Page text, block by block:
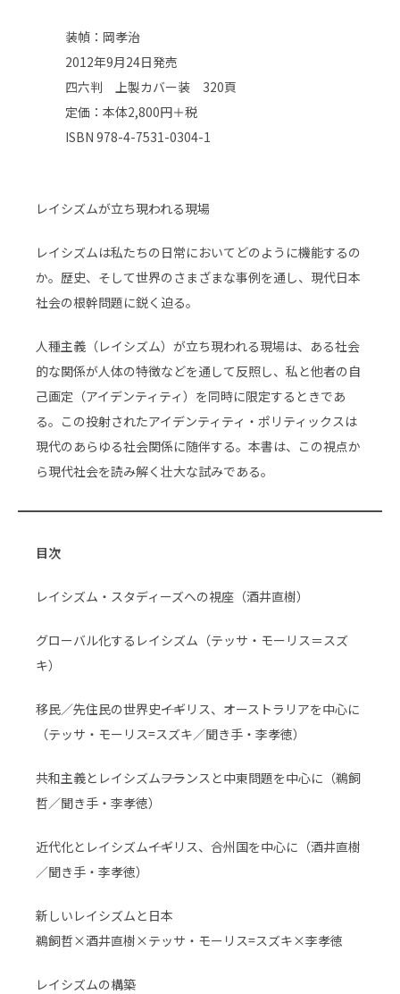
装幀：岡孝治
2012年9月24日発売
四六判 上製カバー装 320頁
定価：本体2,800円＋税
ISBN 978-4-7531-0304-1​
レイシズムが立ち現われる現場
レイシズムは私たちの日常においてどのように機能するの
か。歴史、そして世界のさまざまな事例を通し、現代日本
社会の根幹問題に鋭く迫る。
人種主義（レイシズム）が立ち現われる現場は、ある社会
的な関係が人体の特徴などを通して反照し、私と他者の自
己画定（アイデンティティ）を同時に限定するときであ
る。この投射されたアイデンティティ・ポリティックスは
現代のあらゆる社会関係に随伴する。本書は、この視点か
ら現代社会を読み解く壮大な試みである。
目次
レイシズム・スタディーズへの視座（酒井直樹）
グローバル化するレイシズム（テッサ・モーリス＝スズ
キ）
移民／先住民の世界史――イギリス、オーストラリアを中心に
（テッサ・モーリス=スズキ／聞き手・李孝徳）
共和主義とレイシズム――フランスと中東問題を中心に（鵜飼
哲／聞き手・李孝徳）
近代化とレイシズム――イギリス、合州国を中心に（酒井直樹
／聞き手・李孝徳）
新しいレイシズムと日本
鵜飼哲×酒井直樹×テッサ・モーリス=スズキ×李孝徳
レイシズムの構築